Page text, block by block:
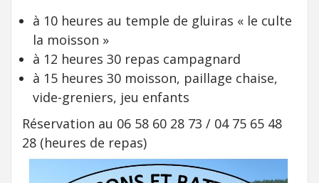
à 10 heures au temple de gluiras « le culte
la moisson »
à 12 heures 30 repas campagnard
à 15 heures 30 moisson, paillage chaise,
vide-greniers, jeu enfants
Réservation au 06 58 60 28 73 / 04 75 65 48
28 (heures de repas)